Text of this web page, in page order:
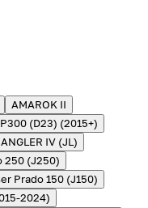
AMAROK II
(D23) (2015+)
IV (JL)
250 (J250)
Prado 150 (J150)
2024)